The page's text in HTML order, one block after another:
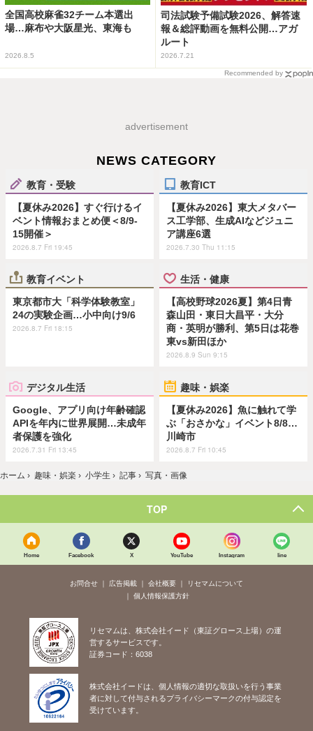
全国高校麻雀32チーム本選出
場…麻布や大阪星光、東海も
2026.8.5
司法試験予備試験2026、解答速
報＆総評動画を無料公開…アガ
ルート
2026.7.21
Recommended by
advertisement
NEWS CATEGORY
教育・受験
【夏休み2026】すぐ行けるイ
ベント情報おまとめ便＜8/9-
15開催＞
2026.8.7 Fri 19:45
教育ICT
【夏休み2026】東大メタバー
ス工学部、生成AIなどジュニ
ア講座6選
2026.7.30 Thu 11:15
教育イベント
東京都市大「科学体験教室」
24の実験企画…小中向け9/6
2026.8.7 Fri 18:15
生活・健康
【高校野球2026夏】第4日青
森山田・東日大昌平・大分
商・英明が勝利、第5日は花巻
東vs新田ほか
2026.8.9 Sun 9:15
デジタル生活
Google、アプリ向け年齢確認
APIを年内に世界展開…未成年
者保護を強化
2026.7.31 Fri 13:45
趣味・娯楽
【夏休み2026】魚に触れて学
ぶ「おさかな」イベント8/8…
川崎市
2026.8.7 Fri 10:45
ホーム › 趣味・娯楽 › 小学生 › 記事 › 写真・画像
TOP
Home Facebook X YouTube Instagram line
お問合せ 広告掲載 会社概要
リセマムについて
個人情報保護方針
リセマムは、株式会社イード（東証グロース上場）の運
営するサービスです。
証券コード：6038
株式会社イードは、個人情報の適切な取扱いを行う事業
者に対して付与されるプライバシーマークの付与認定を
受けています。